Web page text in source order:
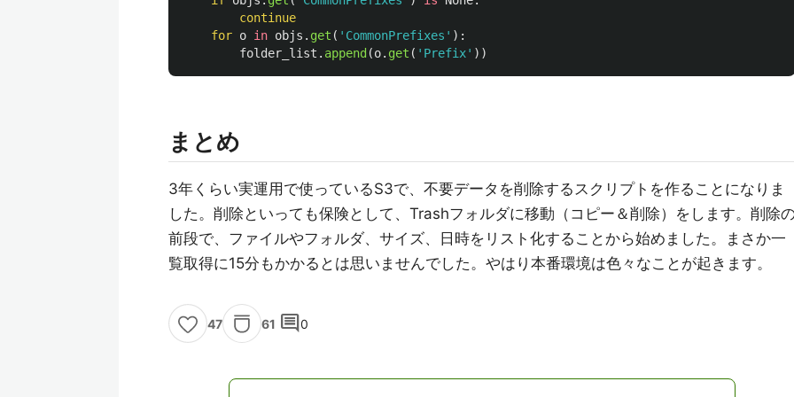
continue
for o in objs . get ( ' CommonPrefixes ' ):
folder_list . append (o. get ( ' Prefix' ))
まとめ
3年くらい実運用で使っているS3で、不要データを削除するスクリプトを作ることになりま
した。削除といっても保険として、Trashフォルダに移動（コピー＆削除）をします。削除
前段で、ファイルやフォルダ、サイズ、日時をリスト化することから始めました。まさか一
覧取得に15分もかかるとは思いませんでした。やはり本番環境は色々なことが起きます。
47 61 comment0